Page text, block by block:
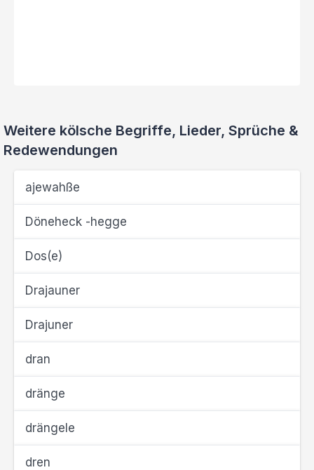
Weitere kölsche Begriffe, Lieder, Sprüche &
Redewendungen
ajewahße
Döneheck -hegge
Dos(e)
Drajauner
Drajuner
dran
dränge
drängele
dren